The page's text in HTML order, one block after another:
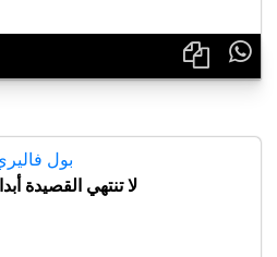

بول
لا تنتهي القصيدة